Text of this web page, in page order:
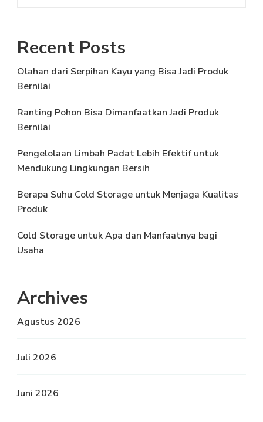
Recent Posts
Olahan dari Serpihan Kayu yang Bisa Jadi Produk
Bernilai
Ranting Pohon Bisa Dimanfaatkan Jadi Produk
Bernilai
Pengelolaan Limbah Padat Lebih Efektif untuk
Mendukung Lingkungan Bersih
Berapa Suhu Cold Storage untuk Menjaga Kualitas
Produk
Cold Storage untuk Apa dan Manfaatnya bagi
Usaha
Archives
Agustus 2026
Juli 2026
Juni 2026